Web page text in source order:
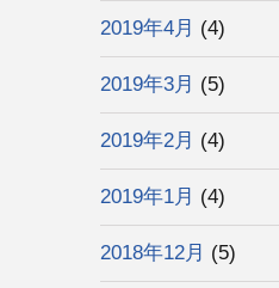
2019年4月 (4)
2019年3月 (5)
2019年2月 (4)
2019年1月 (4)
2018年12月 (5)